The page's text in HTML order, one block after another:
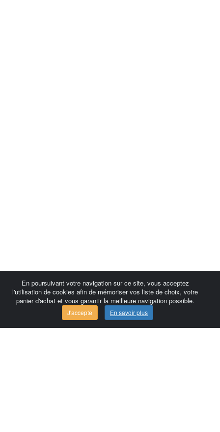
En poursuivant votre navigation sur ce site, vous acceptez
l'utilisation de cookies afin de mémoriser vos liste de choix, votre
panier d'achat et vous garantir la meilleure navigation possible.
J'accepte En savoir plus